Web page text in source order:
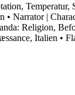
Temperatur,
• Narrator |
Religion,
Italien •